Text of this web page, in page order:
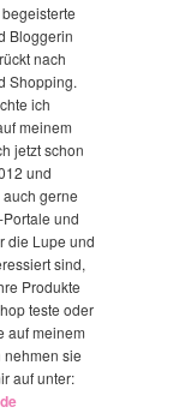
Bloggerin
nach
Shopping.
ich
meinem
jetzt schon
und
gerne
und
die Lupe und
sind,
Produkte
teste oder
auf meinem
nehmen sie
auf unter: